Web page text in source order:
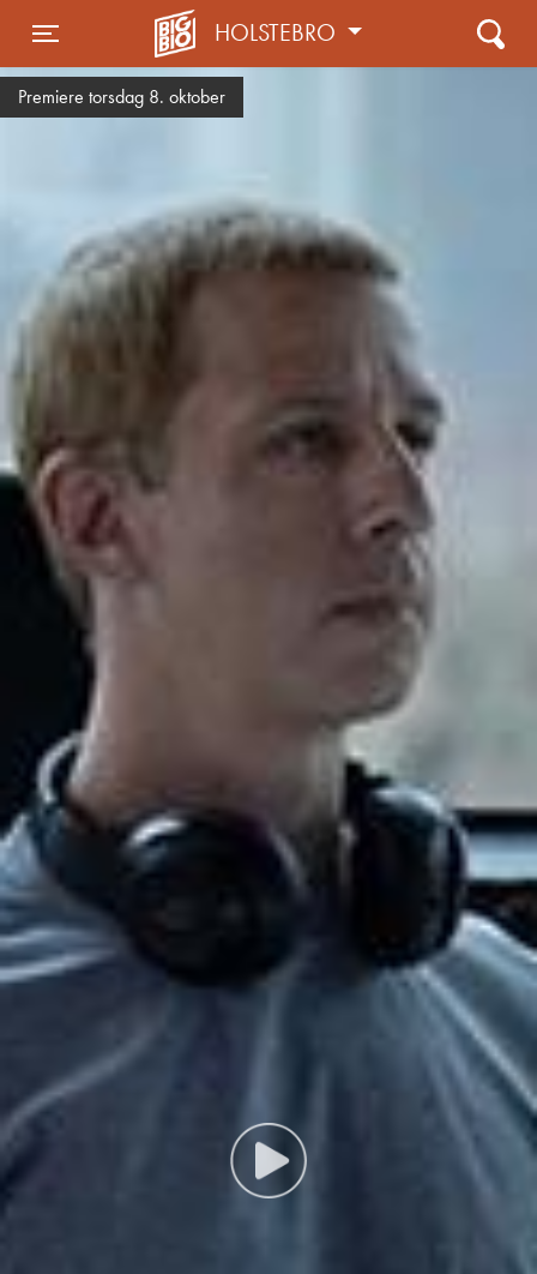
Toggle navigation
HOLSTEBRO
Premiere torsdag 8. oktober